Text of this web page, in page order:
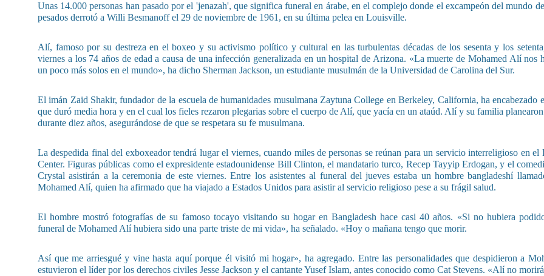
Unas 14.000 personas han pasado por el 'jenazah', que significa funeral en árabe, en el complejo donde el excampeón del mundo
pesados derrotó a Willi Besmanoff el 29 de noviembre de 1961, en su última pelea en Louisville.
Alí, famoso por su destreza en el boxeo y su activismo político y cultural en las turbulentas décadas de los sesenta y los
viernes a los 74 años de edad a causa de una infección generalizada en un hospital de Arizona. «La muerte de Mohamed Alí nos
un poco más solos en el mundo», ha dicho Sherman Jackson, un estudiante musulmán de la Universidad de Carolina del Sur.
El imán Zaid Shakir, fundador de la escuela de humanidades musulmana Zaytuna College en Berkeley, California, ha encabezado
que duró media hora y en el cual los fieles rezaron plegarias sobre el cuerpo de Alí, que yacía en un ataúd. Alí y su familia
durante diez años, asegurándose de que se respetara su fe musulmana.
La despedida final del exboxeador tendrá lugar el viernes, cuando miles de personas se reúnan para un servicio interreligioso en
Center. Figuras públicas como el expresidente estadounidense Bill Clinton, el mandatario turco, Recep Tayyip Erdogan, y el
Crystal asistirán a la ceremonia de este viernes. Entre los asistentes al funeral del jueves estaba un hombre bangladeshí
Mohamed Alí, quien ha afirmado que ha viajado a Estados Unidos para asistir al servicio religioso pese a su frágil salud.
El hombre mostró fotografías de su famoso tocayo visitando su hogar en Bangladesh hace casi 40 años. «Si no hubiera
funeral de Mohamed Alí hubiera sido una parte triste de mi vida», ha señalado. «Hoy o mañana tengo que morir.
Así que me arriesgué y vine hasta aquí porque él visitó mi hogar», ha agregado. Entre las personalidades que despidieron a
estuvieron el líder por los derechos civiles Jesse Jackson y el cantante Yusef Islam, antes conocido como Cat Stevens. «Alí no